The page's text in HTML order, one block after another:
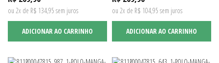
ou 2x de R$ 134,95 sem juros
ADICIONAR AO CARRINHO
ou 2x de R$ 104,95 sem juros
ADICIONAR AO CARRINHO